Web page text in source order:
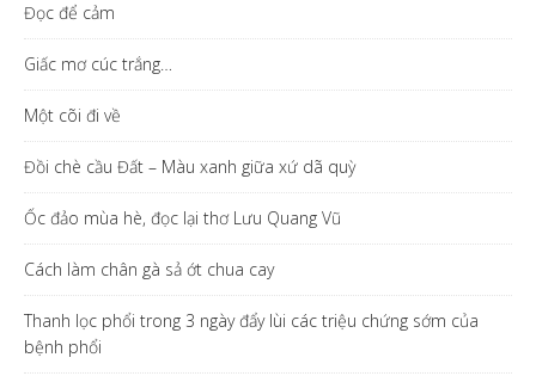
Đọc để cảm
Giấc mơ cúc trắng…
Một cõi đi về
Đồi chè cầu Đất – Màu xanh giữa xứ dã quỳ
Ốc đảo mùa hè, đọc lại thơ Lưu Quang Vũ
Cách làm chân gà sả ớt chua cay
Thanh lọc phổi trong 3 ngày đẩy lùi các triệu chứng sớm của
bệnh phổi